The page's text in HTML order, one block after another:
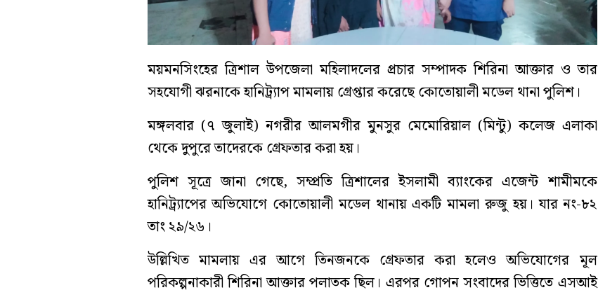
ময়মনসিংহের ত্রিশাল উপজেলা মহিলাদলের প্রচার সম্পাদক শিরিনা আক্তার ও তার
সহযোগী ঝরনাকে হানিট্র্যাপ মামলায় গ্রেপ্তার করেছে কোতোয়ালী মডেল থানা পুলিশ।
মঙ্গলবার (৭ জুলাই) নগরীর আলমগীর মুনসুর মেমোরিয়াল (মিন্টু) কলেজ এলাকা
থেকে দুপুরে তাদেরকে গ্রেফতার করা হয়।
পুলিশ সূত্রে জানা গেছে, সম্প্রতি ত্রিশালের ইসলামী ব্যাংকের এজেন্ট শামীমকে
হানিট্র্যাপের অভিযোগে কোতোয়ালী মডেল থানায় একটি মামলা রুজু হয়। যার নং-৮২
তাং ২৯/২৬।
উল্লিখিত মামলায় এর আগে তিনজনকে গ্রেফতার করা হলেও অভিযোগের মূল
পরিকল্পনাকারী শিরিনা আক্তার পলাতক ছিল। এরপর গোপন সংবাদের ভিত্তিতে এসআই